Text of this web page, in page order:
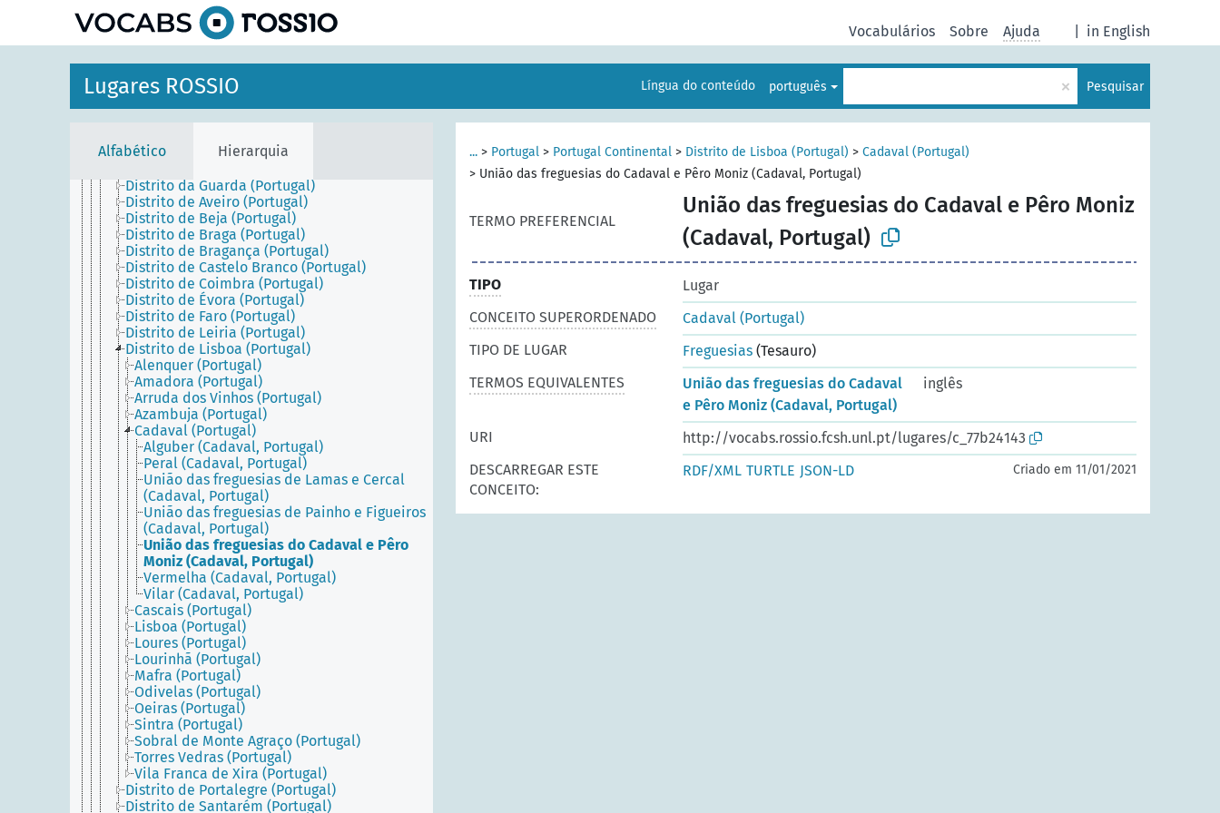
in English
Vocabulários Sobre Ajuda
Lugares ROSSIO Língua do conteúdo português × Pesquisar
Alfabético Hierarquia
Península Ibérica
Portugal
Portugal Continental
Algarve (Portugal)
Área Metropolitana do Porto (Portugal)
Distrito da Guarda (Portugal)
Distrito de Aveiro (Portugal)
Distrito de Beja (Portugal)
Distrito de Braga (Portugal)
Distrito de Bragança (Portugal)
Distrito de Castelo Branco (Portugal)
Distrito de Coimbra (Portugal)
Distrito de Évora (Portugal)
Distrito de Faro (Portugal)
Distrito de Leiria (Portugal)
Distrito de Lisboa (Portugal)
Alenquer (Portugal)
Amadora (Portugal)
Arruda dos Vinhos (Portugal)
Azambuja (Portugal)
Cadaval (Portugal)
Alguber (Cadaval, Portugal)
Peral (Cadaval, Portugal)
União das freguesias de Lamas e Cercal
(Cadaval, Portugal)
União das freguesias de Painho e Figueiros
(Cadaval, Portugal)
União das freguesias do Cadaval e Pêro
Moniz (Cadaval, Portugal)
Vermelha (Cadaval, Portugal)
Vilar (Cadaval, Portugal)
Cascais (Portugal)
Lisboa (Portugal)
Loures (Portugal)
Lourinhã (Portugal)
Mafra (Portugal)
Odivelas (Portugal)
Oeiras (Portugal)
Sintra (Portugal)
Sobral de Monte Agraço (Portugal)
Torres Vedras (Portugal)
Vila Franca de Xira (Portugal)
Distrito de Portalegre (Portugal)
Distrito de Santarém (Portugal)
... > Portugal > Portugal Continental > Distrito de Lisboa (Portugal) > Cadaval (Portugal)
> União das freguesias do Cadaval e Pêro Moniz (Cadaval, Portugal)
TERMO PREFERENCIAL
União das freguesias do Cadaval e Pêro Moniz
(Cadaval, Portugal)
TIPO
Lugar
CONCEITO SUPERORDENADO
Cadaval (Portugal)
TIPO DE LUGAR
Freguesias (Tesauro)
TERMOS EQUIVALENTES
União das freguesias do Cadaval
e Pêro Moniz (Cadaval, Portugal)
inglês
URI
http://vocabs.rossio.fcsh.unl.pt/lugares/c_77b24143
DESCARREGAR ESTE
CONCEITO:
RDF/XML TURTLE JSON-LD Criado em 11/01/2021